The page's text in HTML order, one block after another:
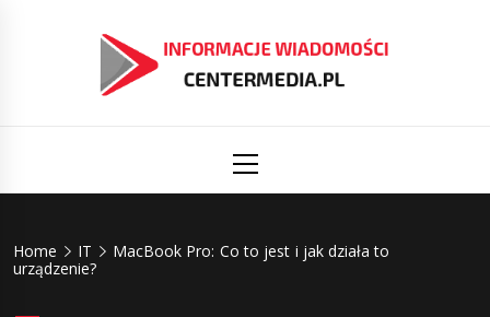
Menu
Home IT
MacBook Pro: Co to jest i jak działa to
urządzenie?